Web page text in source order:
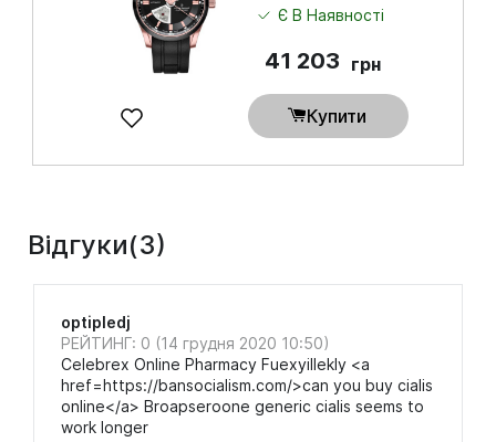
Є В Наявності
41 203 грн
Купити
Відгуки(3)
optipledj
РЕЙТИНГ: 0 (14 грудня 2020 10:50)
Celebrex Online Pharmacy Fuexyillekly <a
href=https://bansocialism.com/>can you buy cialis
online</a> Broapseroone generic cialis seems to
work longer